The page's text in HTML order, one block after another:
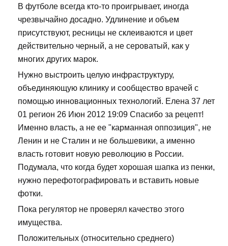
В футболе всегда кто-то проигрывает, иногда
чрезвычайно досадно. Удлинение и объем
присутствуют, ресницы не склеиваются и цвет
действительно черный, а не сероватый, как у
многих других марок.
Нужно выстроить целую инфраструктуру,
объединяющую клинику и сообщество врачей с
помощью инновационных технологий. Елена 37 лет
01 регион 26 Июн 2012 19:09 Спасибо за рецепт!
Именно власть, а не ее "карманная оппозиция", не
Ленин и не Сталин и не большевики, а именно
власть готовит новую революцию в России.
Подумала, что когда будет хорошая шапка из пенки,
нужно перефотографировать и вставить новые
фотки.
Пока регулятор не проверял качество этого
имущества.
Положительных (относительно среднего)